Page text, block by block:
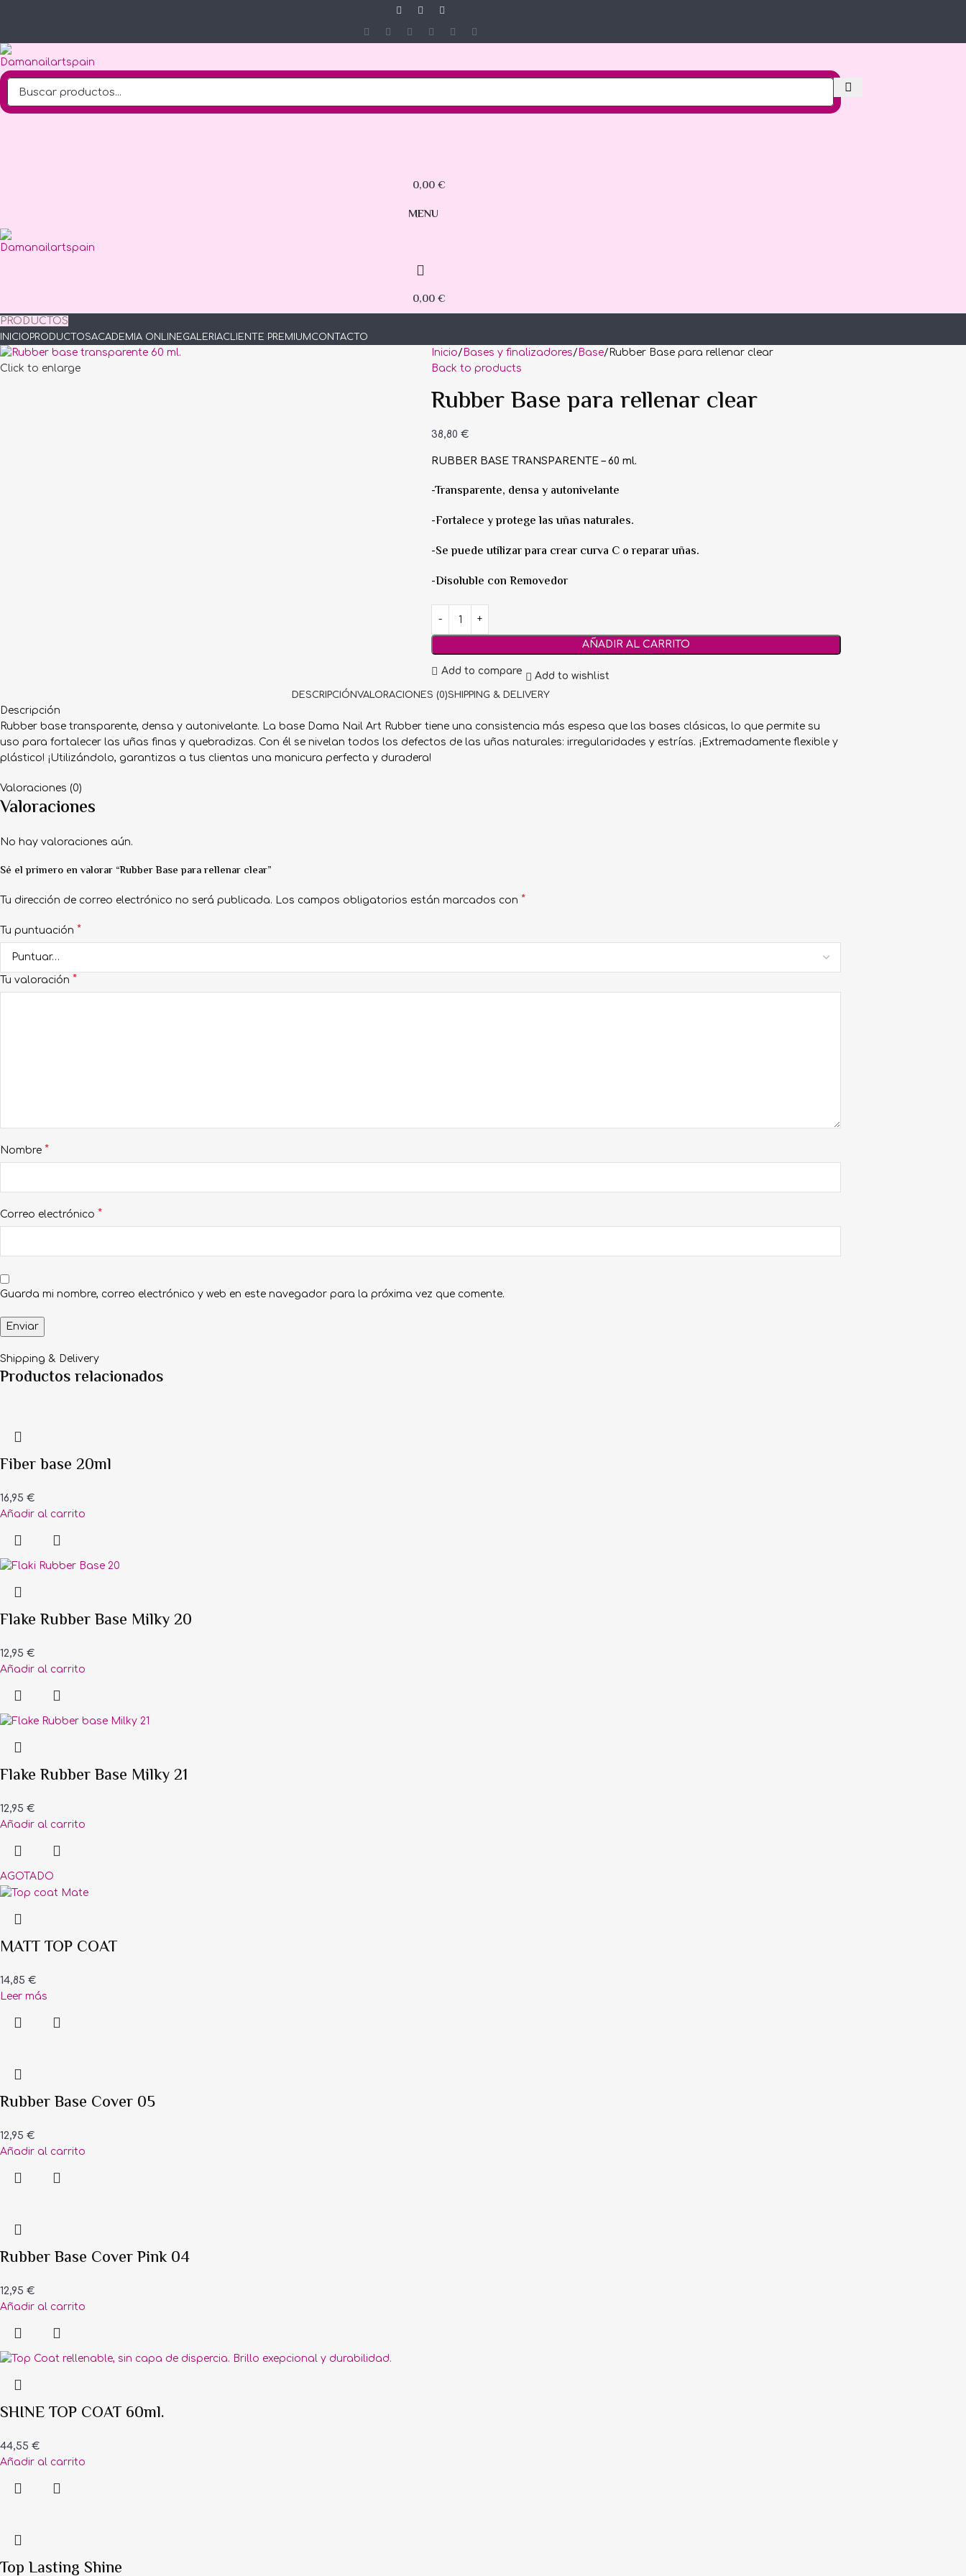
0,00€
MENU
0,00€
PRODUCTOS
INICIOPRODUCTOSACADEMIA ONLINEGALERIACLIENTE PREMIUMCONTACTO
Click to enlarge
Inicio Bases y finalizadores Base Rubber Base para rellenar clear
Back to products
Rubber Base para rellenar clear
38,80 €
RUBBER BASE TRANSPARENTE – 60 ml.
-Transparente, densa y autonivelante
-Fortalece y protege las uñas naturales.
-Se puede utilizar para crear curva C o reparar uñas.
-Disoluble con Removedor
AÑADIR AL CARRITO
Add to compare Add to wishlist
DESCRIPCIÓNVALORACIONES (0)SHIPPING & DELIVERY
Descripción
Rubber base transparente, densa y autonivelante. La base Dama Nail Art Rubber tiene una consistencia más espesa que las bases clásicas, lo que permite su
uso para fortalecer las uñas finas y quebradizas. Con él se nivelan todos los defectos de las uñas naturales: irregularidades y estrías. ¡Extremadamente flexible y
plástico! ¡Utilizándolo, garantizas a tus clientas una manicura perfecta y duradera!
Valoraciones (0)
Valoraciones
No hay valoraciones aún.
Sé el primero en valorar “Rubber Base para rellenar clear”
Tu dirección de correo electrónico no será publicada. Los campos obligatorios están marcados con *
Tu puntuación *
Tu valoración *
Nombre *
Correo electrónico *
Guarda mi nombre, correo electrónico y web en este navegador para la próxima vez que comente.
Shipping & Delivery
Productos relacionados
Fiber base 20ml
16,95 €
Añadir al carrito
Flake Rubber Base Milky 20
12,95 €
Añadir al carrito
Flake Rubber Base Milky 21
12,95 €
Añadir al carrito
AGOTADO
MATT TOP COAT
14,85 €
Leer más
Rubber Base Cover 05
12,95 €
Añadir al carrito
Rubber Base Cover Pink 04
12,95 €
Añadir al carrito
SHINE TOP COAT 60ml.
44,55 €
Añadir al carrito
Top Lasting Shine